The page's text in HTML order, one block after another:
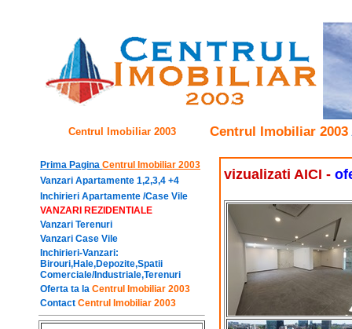
Centrul Imobiliar 2003 Centrul Imobiliar 2003
Prima Pagina Centrul Imobiliar 2003
Vanzari Apartamente 1,2,3,4 +4
Inchirieri Apartamente /Case Vile
VANZARI REZIDENTIALE
Vanzari Terenuri
Vanzari Case Vile
Inchirieri-Vanzari:
Birouri,Hale,Depozite,Spatii
Comerciale/Industriale,Terenuri
Oferta ta la Centrul Imobiliar 2003
Contact Centrul Imobiliar 2003
vizualizati AICI -